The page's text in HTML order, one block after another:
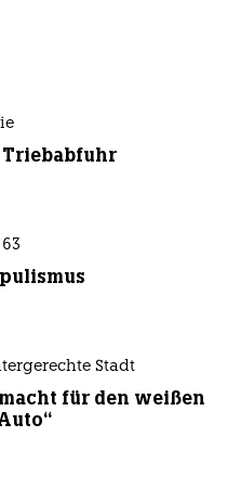
Triebabfuhr
Stadt
für den weißen